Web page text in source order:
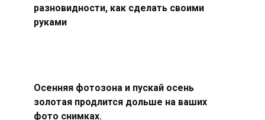
разновидности, как сделать своими
руками
Осенняя фотозона и пускай осень
золотая продлится дольше на ваших
фото снимках.